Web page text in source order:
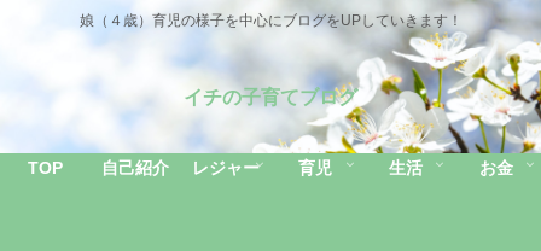
娘（４歳）育児の様子を中心にブログをUPしていきます！
イチの子育てブログ
TOP 自己紹介 レジャー 育児 生活 お金